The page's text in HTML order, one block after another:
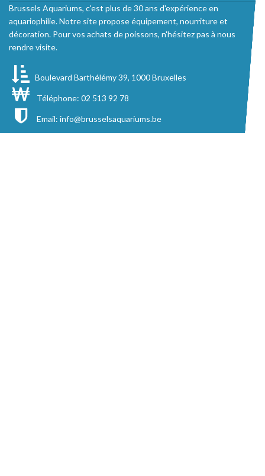
Brussels Aquariums, c'est plus de 30 ans d'expérience en
aquariophilie. Notre site propose équipement, nourriture et
décoration. Pour vos achats de poissons, n'hésitez pas à nous
rendre visite.
Boulevard Barthélémy 39, 1000 Bruxelles
Téléphone: 02 513 92 78
Email: info@brusselsaquariums.be